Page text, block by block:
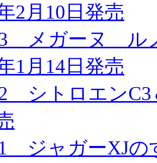
2月10日発売
メガーヌ ル
1月14日発売
シトロエン
ジャガーXJの